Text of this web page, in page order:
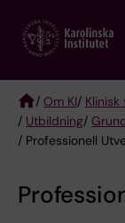
main
/ Om KI/
/ Utbildning/
/ Professionell